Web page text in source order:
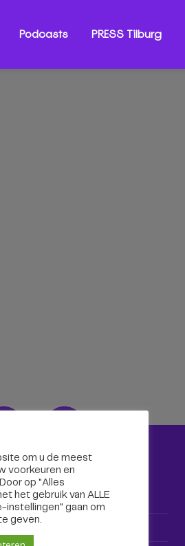
Podcasts PRESS Tilburg
& TV
Kijk tv
Radio
om u de meest
voorkeuren en
op "Alles
het gebruik van ALLE
instellingen" gaan om
geven.